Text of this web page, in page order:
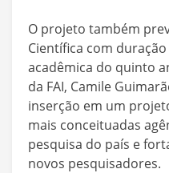
O projeto também
Científica com
acadêmica do quinto
da FAI, Camile
inserção em um
mais conceituadas
pesquisa do país e
novos pesquisadores.